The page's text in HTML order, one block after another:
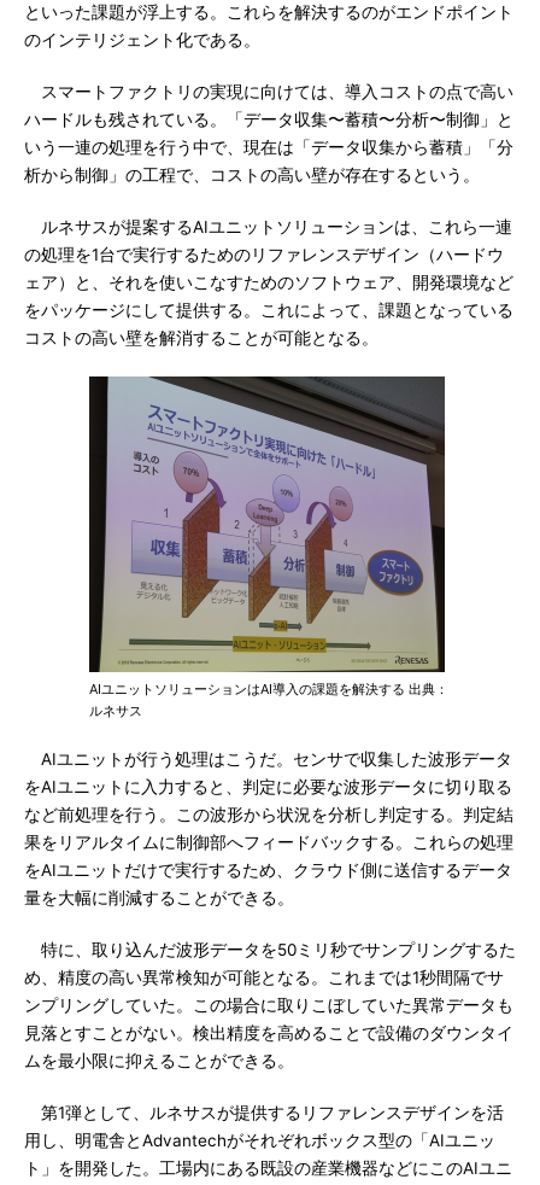
といった課題が浮上する。これらを解決するのがエンドポイント
のインテリジェント化である。
スマートファクトリの実現に向けては、導入コストの点で高い
ハードルも残されている。「データ収集〜蓄積〜分析〜制御」と
いう一連の処理を行う中で、現在は「データ収集から蓄積」「分
析から制御」の工程で、コストの高い壁が存在するという。
ルネサスが提案するAIユニットソリューションは、これら一連
の処理を1台で実行するためのリファレンスデザイン（ハードウ
ェア）と、それを使いこなすためのソフトウェア、開発環境など
をパッケージにして提供する。これによって、課題となっている
コストの高い壁を解消することが可能となる。
AIユニットソリューションはAI導入の課題を解決する 出典：
ルネサス
AIユニットが行う処理はこうだ。センサで収集した波形データ
をAIユニットに入力すると、判定に必要な波形データに切り取る
など前処理を行う。この波形から状況を分析し判定する。判定結
果をリアルタイムに制御部へフィードバックする。これらの処理
をAIユニットだけで実行するため、クラウド側に送信するデータ
量を大幅に削減することができる。
特に、取り込んだ波形データを50ミリ秒でサンプリングするた
め、精度の高い異常検知が可能となる。これまでは1秒間隔でサ
ンプリングしていた。この場合に取りこぼしていた異常データも
見落とすことがない。検出精度を高めることで設備のダウンタイ
ムを最小限に抑えることができる。
第1弾として、ルネサスが提供するリファレンスデザインを活
用し、明電舎とAdvantechがそれぞれボックス型の「AIユニッ
ト」を開発した。工場内にある既設の産業機器などにこのAIユニ